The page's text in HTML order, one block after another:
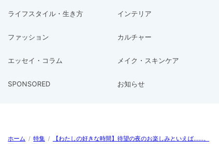
ライフスタイル・生き方 インテリア
ファッション カルチャー
エッセイ・コラム メイク・スキンケア
SPONSORED お知らせ
ホーム / 特集 /
【わたしの好きな時間】待望の夜のお楽しみといえば……。